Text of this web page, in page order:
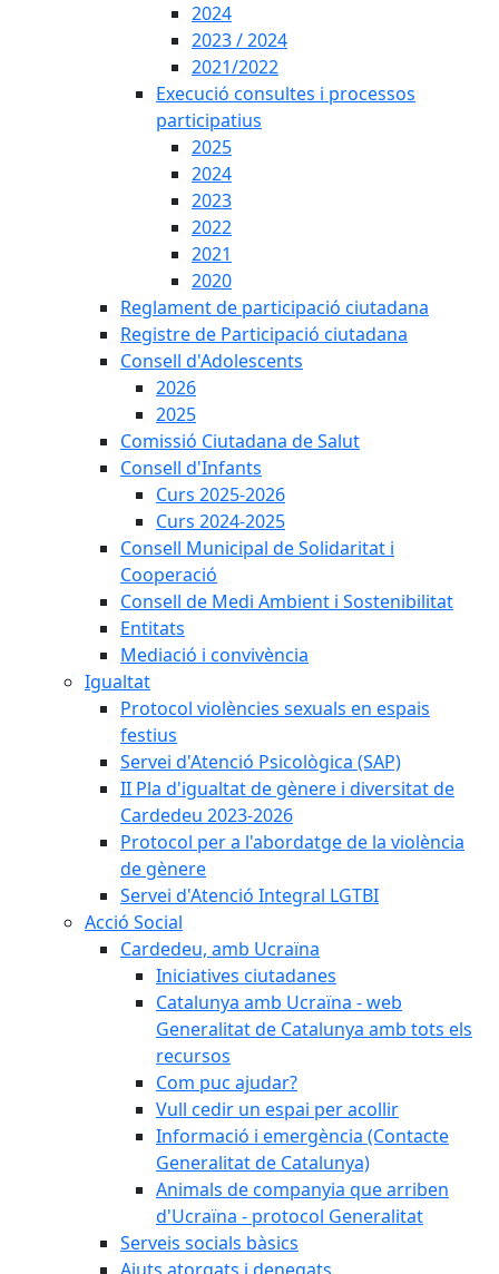
2024
2023 / 2024
2021/2022
Execució consultes i processos
participatius
2025
2024
2023
2022
2021
2020
Reglament de participació ciutadana
Registre de Participació ciutadana
Consell d'Adolescents
2026
2025
Comissió Ciutadana de Salut
Consell d'Infants
Curs 2025-2026
Curs 2024-2025
Consell Municipal de Solidaritat i
Cooperació
Consell de Medi Ambient i Sostenibilitat
Entitats
Mediació i convivència
Igualtat
Protocol violències sexuals en espais
festius
Servei d'Atenció Psicològica (SAP)
II Pla d'igualtat de gènere i diversitat de
Cardedeu 2023-2026
Protocol per a l'abordatge de la violència
de gènere
Servei d'Atenció Integral LGTBI
Acció Social
Cardedeu, amb Ucraïna
Iniciatives ciutadanes
Catalunya amb Ucraïna - web
Generalitat de Catalunya amb tots els
recursos
Com puc ajudar?
Vull cedir un espai per acollir
Informació i emergència (Contacte
Generalitat de Catalunya)
Animals de companyia que arriben
d'Ucraïna - protocol Generalitat
Serveis socials bàsics